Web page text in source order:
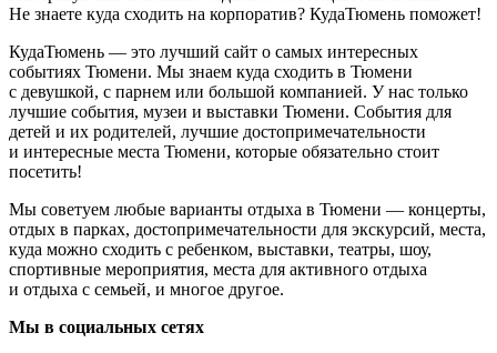
Не знаете куда сходить на корпоратив? КудаТюмень поможет!
КудаТюмень — это лучший сайт о самых интересных
событиях Тюмени. Мы знаем куда сходить в Тюмени
с девушкой, с парнем или большой компанией. У нас только
лучшие события, музеи и выставки Тюмени. События для
детей и их родителей, лучшие достопримечательности
и интересные места Тюмени, которые обязательно стоит
посетить!
Мы советуем любые варианты отдыха в Тюмени — концерты,
отдых в парках, достопримечательности для экскурсий, места,
куда можно сходить с ребенком, выставки, театры, шоу,
спортивные мероприятия, места для активного отдыха
и отдыха с семьей, и многое другое.
Мы в социальных сетях